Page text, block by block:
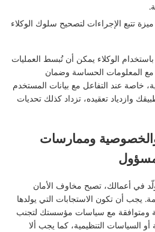
تتبع الإجراءات لتصحيح سلوك الوكلاء
باستخدام الوكلاء يمكن أنتُبسط العمليات
مع المعلومات الحساسة وضمان
خاصة عند التفاعل مع بيانات المستخدم
وازدياد تعقيده، تزداد كذلك تحديات
وممارسات
في أعمالك، تصبح مخاوف الأمان
يجب أن تكون الاستجابات التي يولدها
ومتوافقة مع سياسات مؤسستك لتجنب
أو السياسات التنظيمية، كما يجب ألا